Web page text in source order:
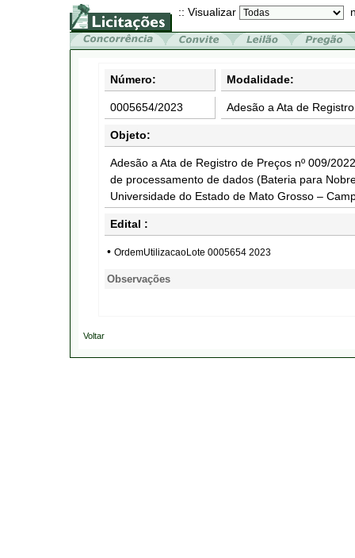
:: Visualizar
Número: Modalidade:
0005654/2023 Adesão a Ata de
Objeto:
Adesão a Ata de Registro de Preços nº 009/
de processamento de dados (Bateria para
Universidade do Estado de Mato Grosso –
Edital :
• OrdemUtilizacaoLote 0005654 2023
Observações
Voltar